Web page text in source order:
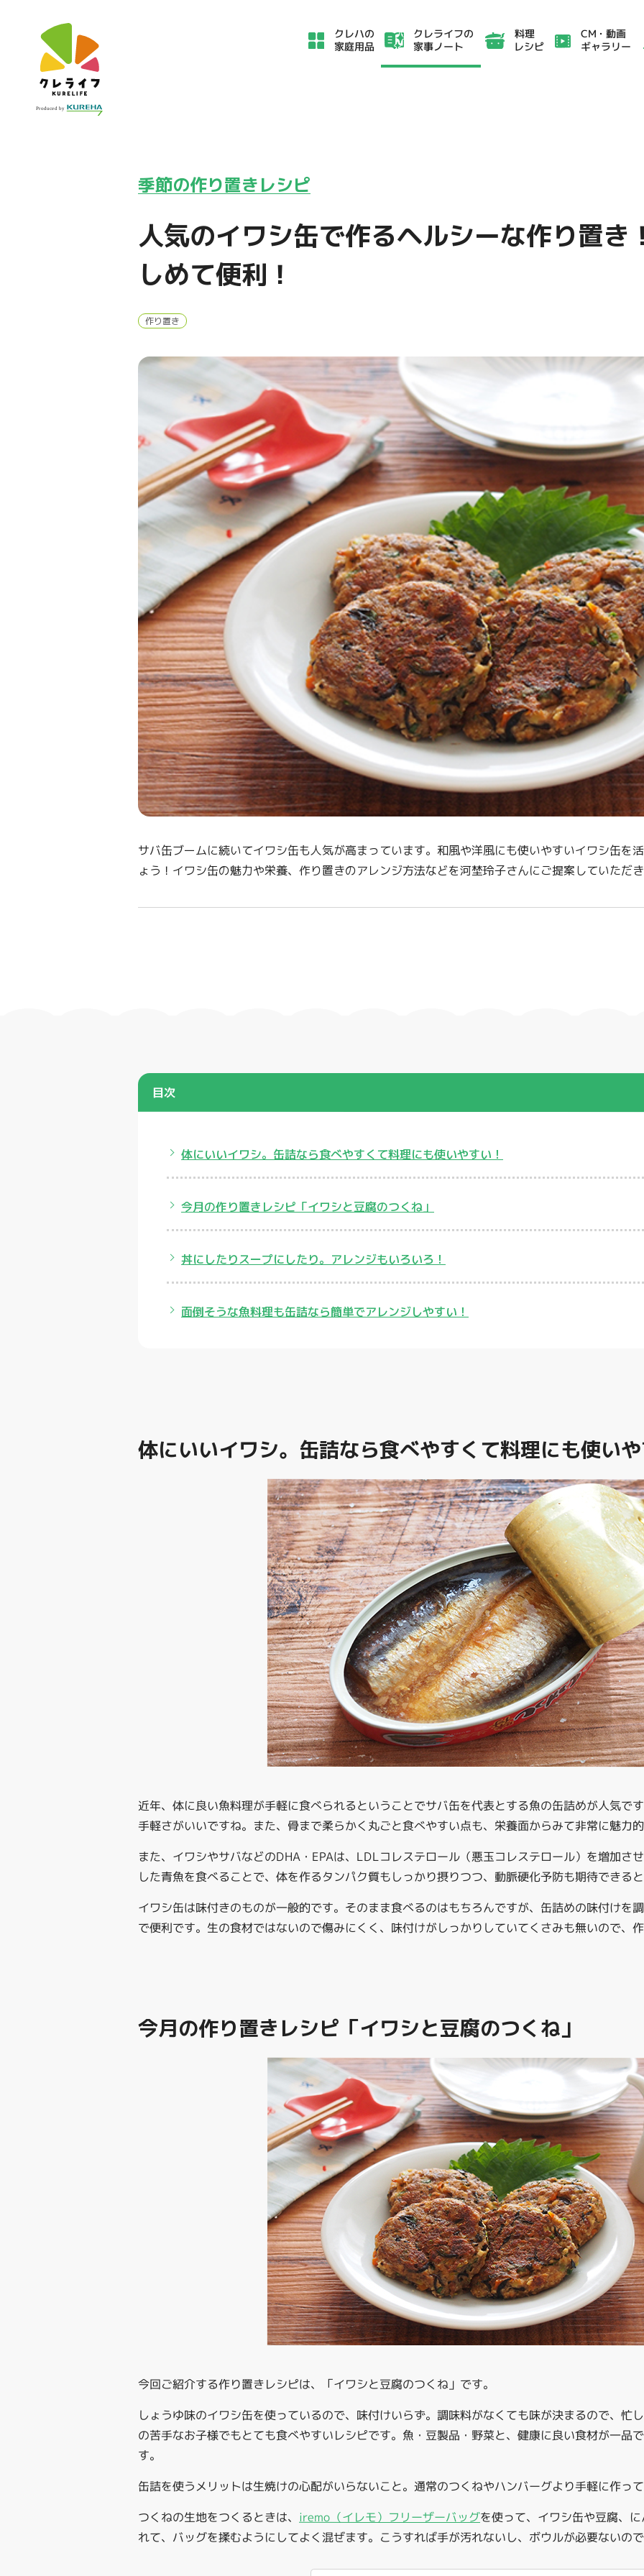
クレハの
家庭用品
クレライフの
家事ノート
料理
レシピ
CM・動画
ギャラリー
季節の作り置きレシピ
人気のイワシ缶で作るヘルシーな作り置き
しめて便利！
作り置き
サバ缶ブームに続いてイワシ缶も人気が高まっています。和風や洋風にも使いやすいイワシ缶を
ょう！イワシ缶の魅力や栄養、作り置きのアレンジ方法などを河埜玲子さんにご提案していただ
目次
体にいいイワシ。缶詰なら食べやすくて料理にも使いやすい！
今月の作り置きレシピ「イワシと豆腐のつくね」
丼にしたりスープにしたり。アレンジもいろいろ！
面倒そうな魚料理も缶詰なら簡単でアレンジしやすい！
体にいいイワシ。缶詰なら食べやすくて料理にも使い
近年、体に良い魚料理が手軽に食べられるということでサバ缶を代表とする魚の缶詰めが人気で
手軽さがいいですね。また、骨まで柔らかく丸ごと食べやすい点も、栄養面からみて非常に魅力
また、イワシやサバなどのDHA・EPAは、LDLコレステロール（悪玉コレステロール）を増加さ
した青魚を食べることで、体を作るタンパク質もしっかり摂りつつ、動脈硬化予防も期待できる
イワシ缶は味付きのものが一般的です。そのまま食べるのはもちろんですが、缶詰めの味付けを
で便利です。生の食材ではないので傷みにくく、味付けがしっかりしていてくさみも無いので、
今月の作り置きレシピ「イワシと豆腐のつくね」
今回ご紹介する作り置きレシピは、「イワシと豆腐のつくね」です。
しょうゆ味のイワシ缶を使っているので、味付けいらず。調味料がなくても味が決まるので、忙
の苦手なお子様でもとても食べやすいレシピです。魚・豆製品・野菜と、健康に良い食材が一品
す。
缶詰を使うメリットは生焼けの心配がいらないこと。通常のつくねやハンバーグより手軽に作っ
つくねの生地をつくるときは、 iremo（イレモ）フリーザーバッグを使って、イワシ缶や豆腐、
れて、バッグを揉むようにしてよく混ぜます。こうすれば手が汚れないし、ボウルが必要ないの